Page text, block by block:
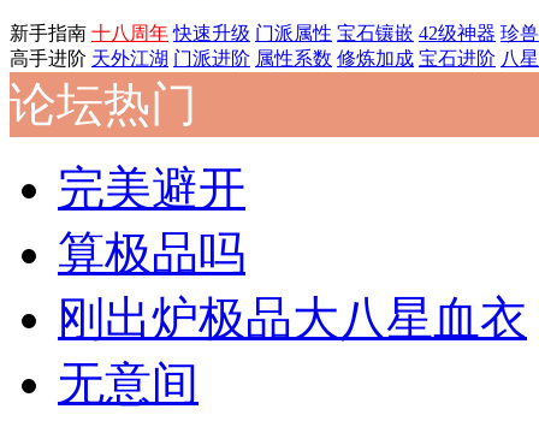
新手指南 十八周年 快速升级 门派属性 宝石镶嵌 42级神器 珍
高手进阶 天外江湖 门派进阶 属性系数 修炼加成 宝石进阶 八
论坛热门
完美避开
算极品吗
刚出炉极品大八星血衣
无意间